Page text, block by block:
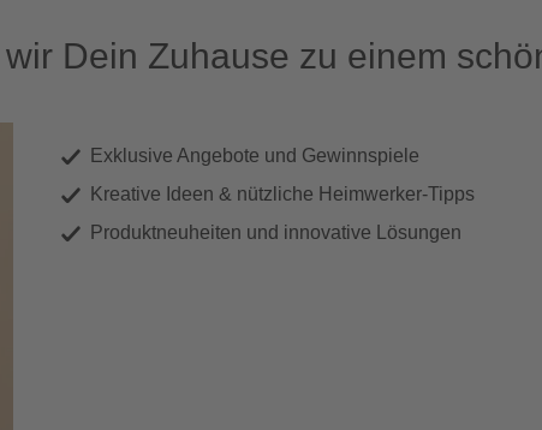
Dein Zuhause zu einem
Exklusive Angebote und Gewinnspiele
Kreative Ideen & nützliche Heimwerker-Tipps
Produktneuheiten und innovative Lösungen